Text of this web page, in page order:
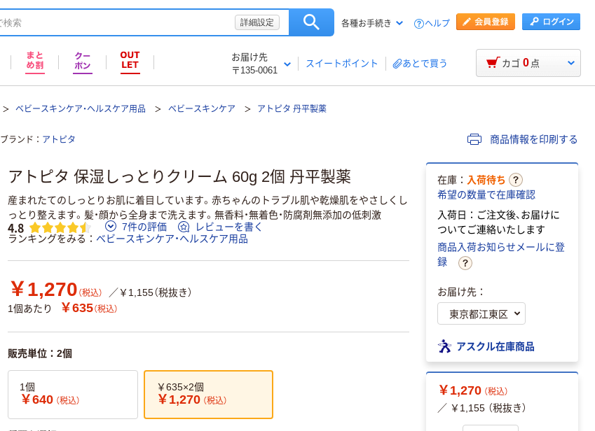
詳細設定 各種お手続き ヘルプ
お届け先
〒135-0061
スイートポイント あとで買う カゴ 0 点
ベビースキンケア・ヘルスケア用品 ベビースキンケア アトピタ 丹平製薬
ブランド アトピタ 商品情報を印刷する
アトピタ 保湿しっとりクリーム 60g 2個 丹平製薬
産まれたてのしっとりお肌に着目しています。赤ちゃんのトラブル肌や乾燥肌をやさしくし
っとり整えます。髪・顔から全身まで洗えます。無香料・無着色・防腐剤無添加の低刺激
4.8 7件の評価
レビューを書く
ランキングをみる
ベビースキンケア・ヘルスケア用品
￥1,270 （税込）
／￥1,155（税抜き）
1個あたり
￥635（税込）
販売単位：2個
1個
￥640 （税込）
￥635×2個
￥1,270 （税込）
在庫： 入荷待ち
希望の数量で在庫確認
入荷日：ご注文後、お届けに
ついてご連絡いたします
商品入荷お知らせメールに登
録
お届け先：
アスクル在庫商品
￥1,270 （税込）
／ ￥1,155 （税抜き）